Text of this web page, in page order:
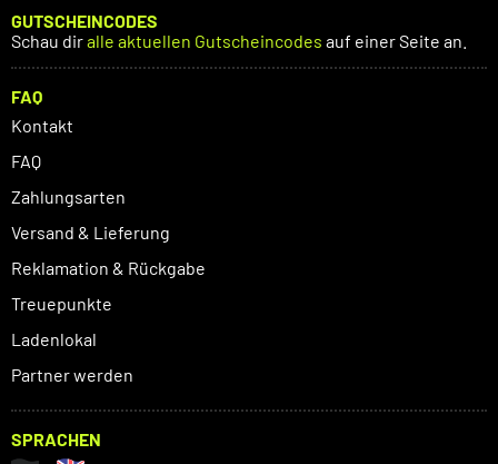
GUTSCHEINCODES
Schau diralle aktuellen Gutscheincodes auf einer Seite an.
FAQ
Kontakt
FAQ
Zahlungsarten
Versand & Lieferung
Reklamation & Rückgabe
Treuepunkte
Ladenlokal
Partner werden
SPRACHEN